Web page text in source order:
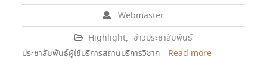
Webmaster
Highlight, ข่าวประชาสัมพันธ์
ประชาสัมพันธ์ผู้ใช้บริการสถานบริการวิชาก
Read more